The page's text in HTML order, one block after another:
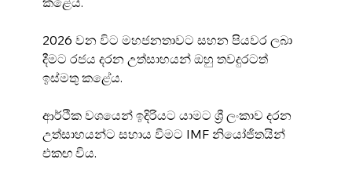
2026 වන විට මහජනතාවට සහන පියවර ලබා
දීමට රජය දරන උත්සාහයන් ඔහු තවදුරටත්
ඉස්මතු කළේය.
ආර්ථික වශයෙන් ඉදිරියට යාමට ශ්‍රී ලංකාව දරන
උත්සාහයන්ට සහාය වීමට IMF නියෝජිතයින්
එකඟ විය.